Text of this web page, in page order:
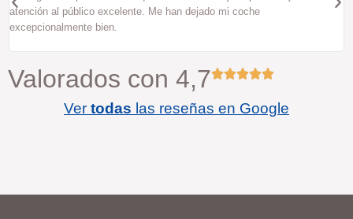
atención al público excelente. Me han dejado mi coche
excepcionalmente bien.
Valorados con 4,7
Ver todas las reseñas en Google